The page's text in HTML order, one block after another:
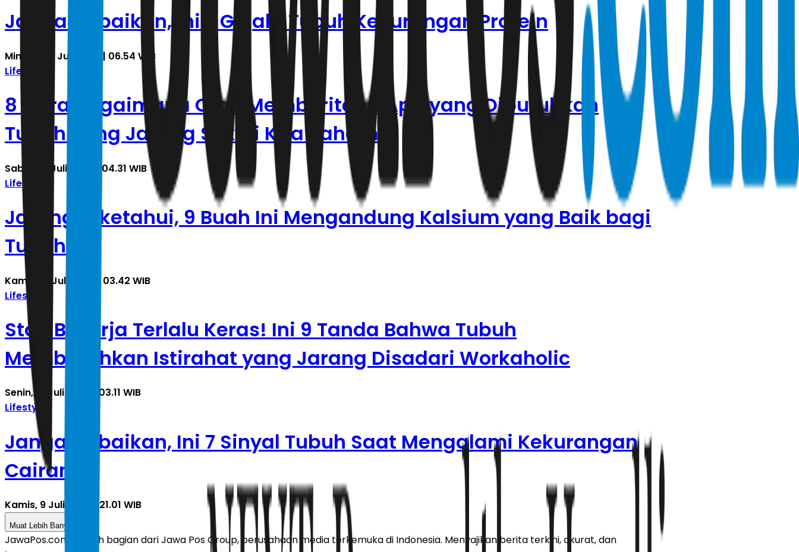
Jangan Abaikan, Ini 7 Gejala Tubuh Kekurangan Protein
Minggu, 19 Juli 2026 | 06.54 WIB
Lifestyle
8 Cara Bagaimana Otak Memberitahu Apa yang Dibutuhkan
Tubuh yang Jarang Sekali Kita Pahami
Sabtu, 18 Juli 2026 | 04.31 WIB
Lifestyle
Jarang Diketahui, 9 Buah Ini Mengandung Kalsium yang Baik bagi
Tubuh
Kamis, 16 Juli 2026 | 03.42 WIB
Lifestyle
Stop Bekerja Terlalu Keras! Ini 9 Tanda Bahwa Tubuh
Membutuhkan Istirahat yang Jarang Disadari Workaholic
Senin, 13 Juli 2026 | 03.11 WIB
Lifestyle
Jangan Abaikan, Ini 7 Sinyal Tubuh Saat Mengalami Kekurangan
Cairan
Kamis, 9 Juli 2026 | 21.01 WIB
Muat Lebih Banyak
JawaPos.com adalah bagian dari Jawa Pos Group, perusahaan media terkemuka di Indonesia. Menyajikan berita terkini, akurat, dan